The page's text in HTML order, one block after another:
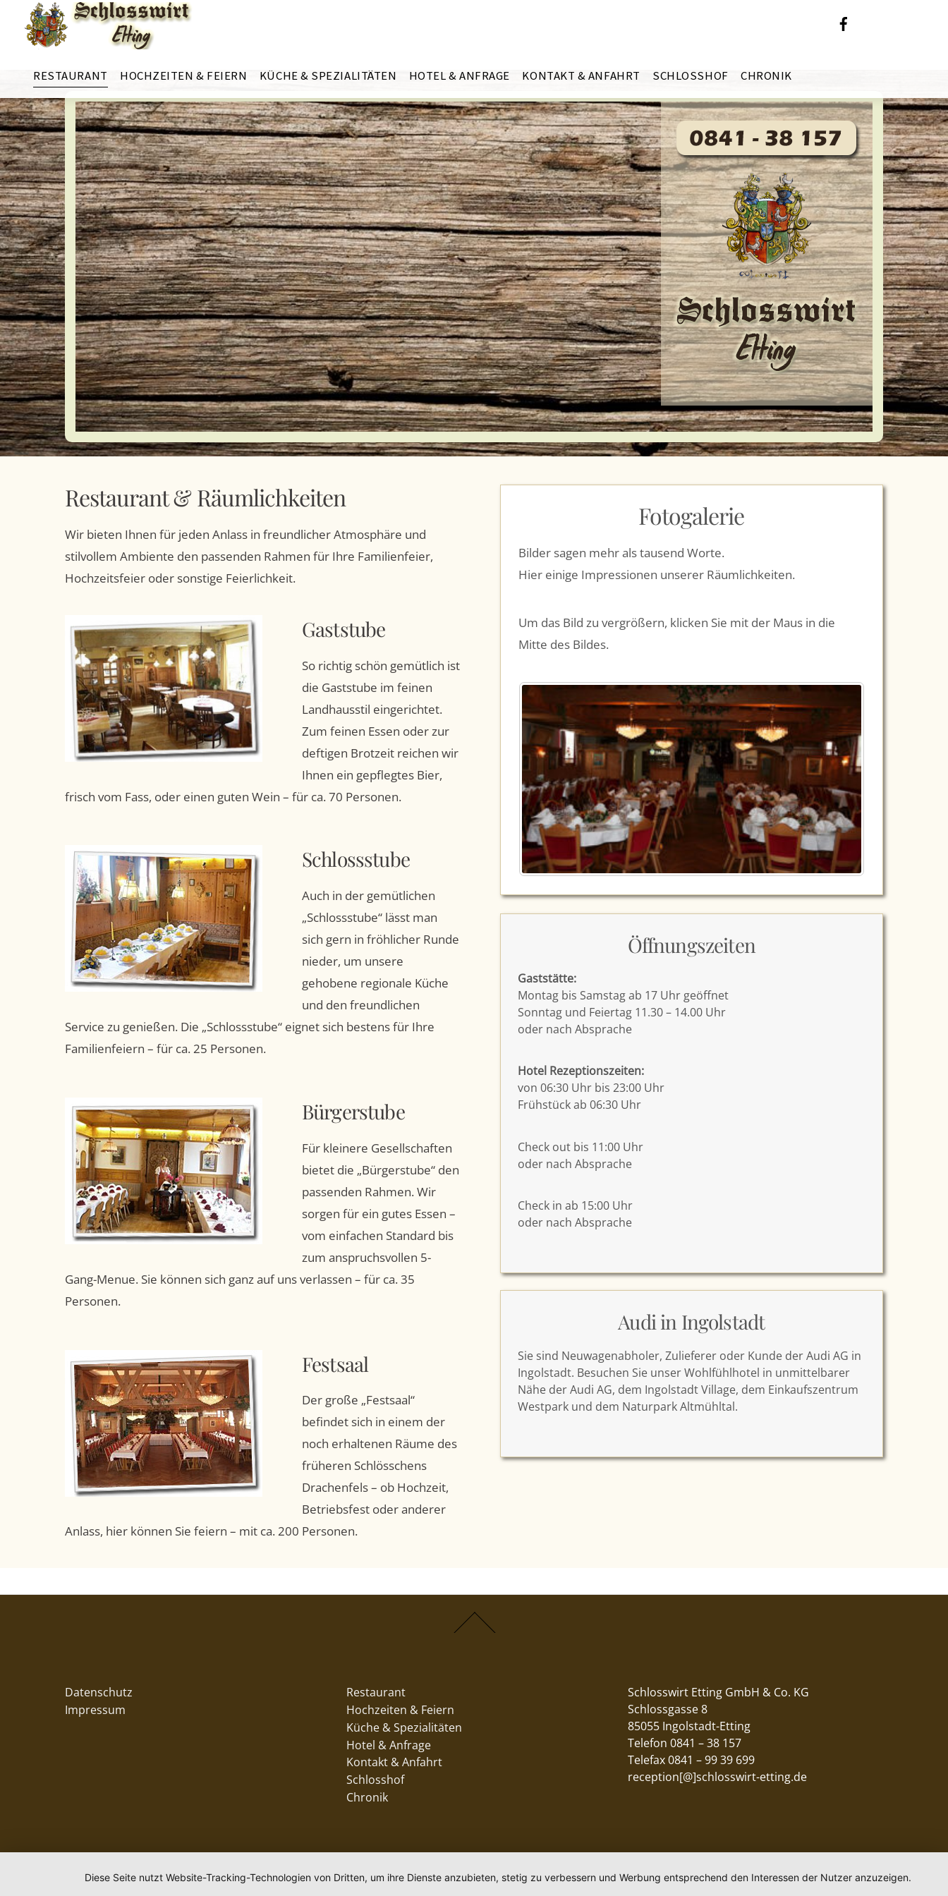
RESTAURANT HOCHZEITEN & FEIERN KÜCHE & SPEZIALITÄTEN HOTEL & ANFRAGE KONTAKT & ANFAHRT SCHLOSSHOF CHRONIK
Restaurant & Räumlichkeiten
Wir bieten Ihnen für jeden Anlass in freundlicher Atmosphäre und
stilvollem Ambiente den passenden Rahmen für Ihre Familienfeier,
Hochzeitsfeier oder sonstige Feierlichkeit.
Gaststube
So richtig schön gemütlich ist
die Gaststube im feinen
Landhausstil eingerichtet.
Zum feinen Essen oder zur
deftigen Brotzeit reichen wir
Ihnen ein gepflegtes Bier,
frisch vom Fass, oder einen guten Wein – für ca. 70 Personen.
Schlossstube
Auch in der gemütlichen
„Schlossstube“ lässt man
sich gern in fröhlicher Runde
nieder, um unsere
gehobene regionale Küche
und den freundlichen
Service zu genießen. Die „Schlossstube“ eignet sich bestens für Ihre
Familienfeiern – für ca. 25 Personen.
Bürgerstube
Für kleinere Gesellschaften
bietet die „Bürgerstube“ den
passenden Rahmen. Wir
sorgen für ein gutes Essen –
vom einfachen Standard bis
zum anspruchsvollen 5-
Gang-Menue. Sie können sich ganz auf uns verlassen – für ca. 35
Personen.
Festsaal
Der große „Festsaal“
befindet sich in einem der
noch erhaltenen Räume des
früheren Schlösschens
Drachenfels – ob Hochzeit,
Betriebsfest oder anderer
Anlass, hier können Sie feiern – mit ca. 200 Personen.
Fotogalerie
Bilder sagen mehr als tausend Worte.
Hier einige Impressionen unserer Räumlichkeiten.
Um das Bild zu vergrößern, klicken Sie mit der Maus in die
Mitte des Bildes.
Öffnungszeiten
Gaststätte:
Montag bis Samstag ab 17 Uhr geöffnet
Sonntag und Feiertag 11.30 – 14.00 Uhr
oder nach Absprache
Hotel Rezeptionszeiten:
von 06:30 Uhr bis 23:00 Uhr
Frühstück ab 06:30 Uhr
Check out bis 11:00 Uhr
oder nach Absprache
Check in ab 15:00 Uhr
oder nach Absprache
Audi in Ingolstadt
Sie sind Neuwagenabholer, Zulieferer oder Kunde der Audi AG in
Ingolstadt. Besuchen Sie unser Wohlfühlhotel in unmittelbarer
Nähe der Audi AG, dem Ingolstadt Village, dem Einkaufszentrum
Westpark und dem Naturpark Altmühltal.
Datenschutz
Impressum
Restaurant
Hochzeiten & Feiern
Küche & Spezialitäten
Hotel & Anfrage
Kontakt & Anfahrt
Schlosshof
Chronik
Schlosswirt Etting GmbH & Co. KG
Schlossgasse 8
85055 Ingolstadt-Etting
Telefon 0841 – 38 157
Telefax 0841 – 99 39 699
reception[@]schlosswirt-etting.de
Diese Seite nutzt Website-Tracking-Technologien von Dritten, um ihre Dienste anzubieten, stetig zu verbessern und Werbung entsprechend den Interessen der Nutzer anzuzeigen.